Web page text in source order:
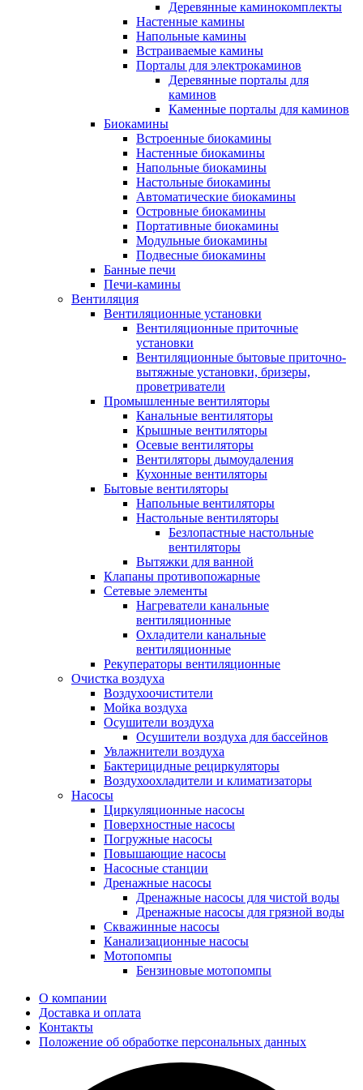
Деревянные каминокомплекты
Настенные камины
Напольные камины
Встраиваемые камины
Порталы для электрокаминов
Деревянные порталы для
каминов
Каменные порталы для каминов
Биокамины
Встроенные биокамины
Настенные биокамины
Напольные биокамины
Настольные биокамины
Автоматические биокамины
Островные биокамины
Портативные биокамины
Модульные биокамины
Подвесные биокамины
Банные печи
Печи-камины
Вентиляция
Вентиляционные установки
Вентиляционные приточные
установки
Вентиляционные бытовые приточно-
вытяжные установки, бризеры,
проветриватели
Промышленные вентиляторы
Канальные вентиляторы
Крышные вентиляторы
Осевые вентиляторы
Вентиляторы дымоудаления
Кухонные вентиляторы
Бытовые вентиляторы
Напольные вентиляторы
Настольные вентиляторы
Безлопастные настольные
вентиляторы
Вытяжки для ванной
Клапаны противопожарные
Сетевые элементы
Нагреватели канальные
вентиляционные
Охладители канальные
вентиляционные
Рекуператоры вентиляционные
Очистка воздуха
Воздухоочистители
Мойка воздуха
Осушители воздуха
Осушители воздуха для бассейнов
Увлажнители воздуха
Бактерицидные рециркуляторы
Воздухоохладители и климатизаторы
Насосы
Циркуляционные насосы
Поверхностные насосы
Погружные насосы
Повышающие насосы
Насосные станции
Дренажные насосы
Дренажные насосы для чистой воды
Дренажные насосы для грязной воды
Скважинные насосы
Канализационные насосы
Мотопомпы
Бензиновые мотопомпы
О компании
Доставка и оплата
Контакты
Положение об обработке персональных данных